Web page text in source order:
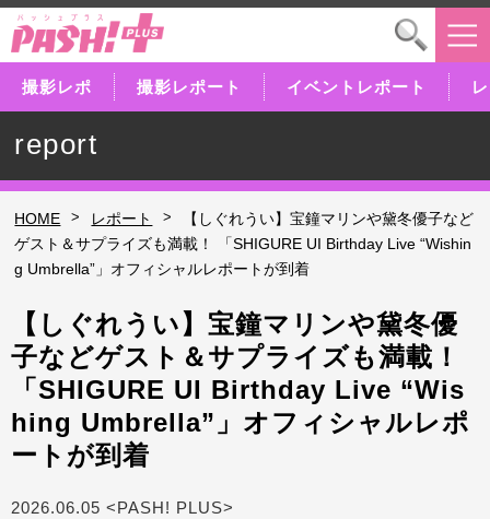
撮影レポ 撮影レポート イベントレポート
report
HOME > レポート >
【しぐれうい】宝鐘マリンや黛冬優子など
ゲスト＆サプライズも満載！ 「SHIGURE UI Birthday Live “Wishin
g Umbrella”」オフィシャルレポートが到着
【しぐれうい】宝鐘マリンや黛冬優
子などゲスト＆サプライズも満載！
「SHIGURE UI Birthday Live “Wis
hing Umbrella”」オフィシャルレポ
ートが到着
2026.06.05 <PASH! PLUS>